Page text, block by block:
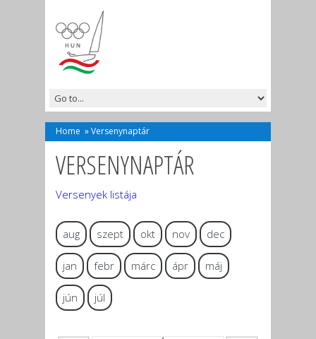
Home »Versenynaptár
VERSENYNAPTÁR
Versenyek listája
aug szept okt nov dec
jan febr márc ápr máj
jún júl